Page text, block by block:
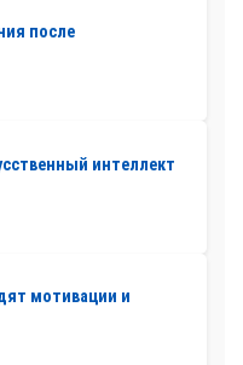
после
интеллект
мотивации и